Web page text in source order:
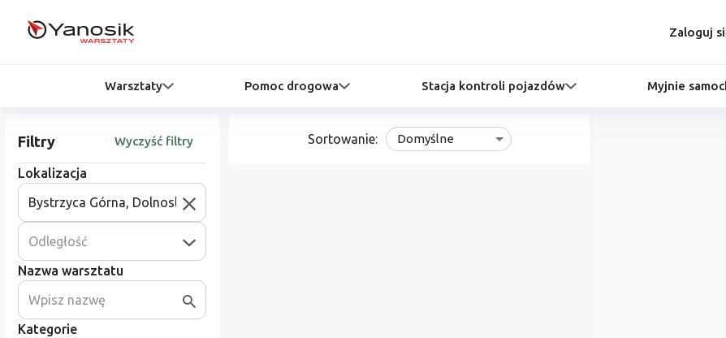
Zaloguj
Warsztaty Pomoc drogowa Stacja kontroli pojazdów Myjnie
Filtry Wyczyść filtry
Lokalizacja
Odległość
Nazwa warsztatu
Kategorie
Sortowanie: Domyślne